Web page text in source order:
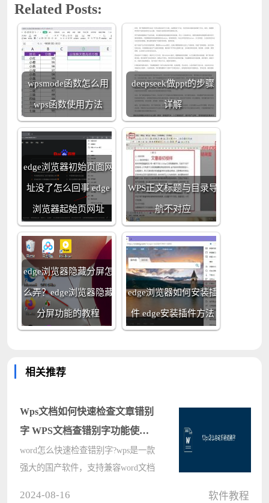
Related Posts:
wpsmode函数怎么用
wps函数使用方法
deepseek做ppt的步骤
详解
edge浏览器初始页面网
址没了怎么回事 edge
浏览器起始页网址
WPS正文标题与目录导
航不对应
edge浏览器隐藏分屏怎
么弄？edge浏览器隐藏
分屏功能的教程
edge浏览器如何安装插
件 edge安装插件方法
相关推荐
Wps文档如何快速检查文章错别
字 WPS文档查错别字功能使用
方法
word怎么快速检查错别字?wps是一款
强大的国产软件，支持兼容word文档
2024-08-16 软件教程